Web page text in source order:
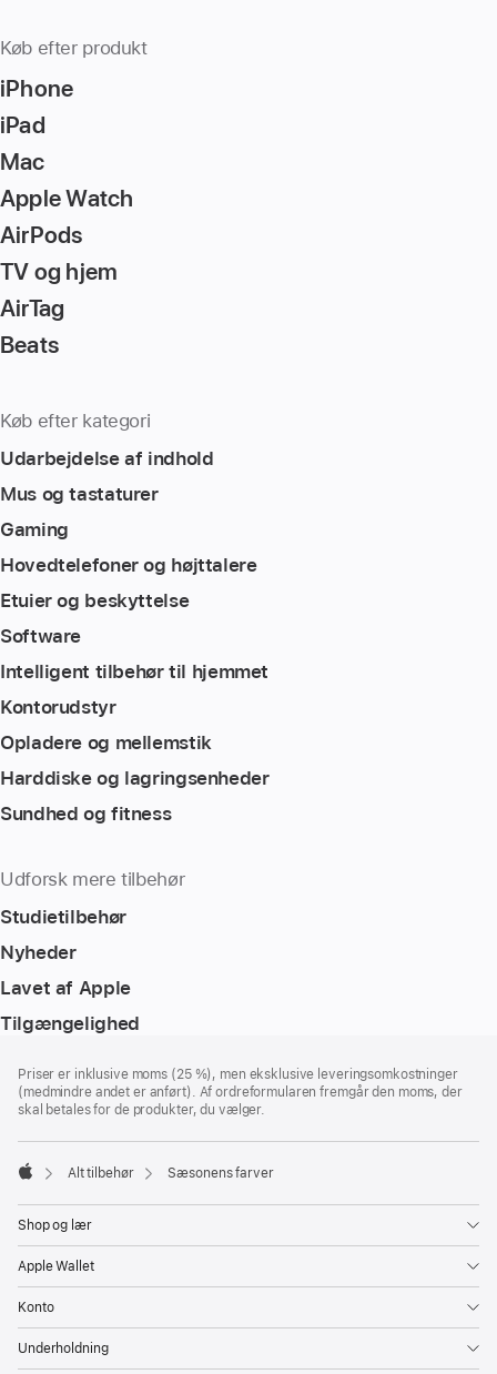
Køb efter produkt
iPhone
iPad
Mac
Apple Watch
AirPods
TV og hjem
AirTag
Beats
Køb efter kategori
Udarbejdelse af indhold
Mus og tastaturer
Gaming
Hovedtelefoner og højttalere
Etuier og beskyttelse
Software
Intelligent tilbehør til hjemmet
Kontorudstyr
Opladere og mellemstik
Harddiske og lagringsenheder
Sundhed og fitness
Udforsk mere tilbehør
Studietilbehør
Nyheder
Lavet af Apple
Tilgængelighed
Priser er inklusive moms (25 %), men eksklusive leveringsomkostninger
(medmindre andet er anført). Af ordreformularen fremgår den moms, der
skal betales for de produkter, du vælger.
Alt tilbehør Sæsonens farver
Shop og lær
Apple Wallet
Konto
Underholdning